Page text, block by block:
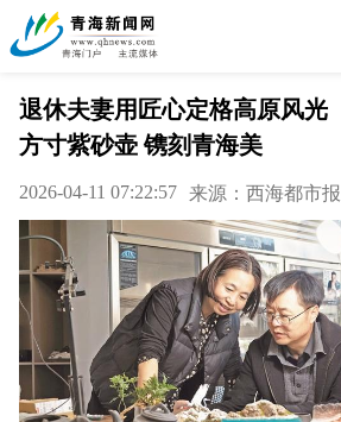
退休夫妻用匠心定格高原风光
方寸紫砂壶 镌刻青海美
2026-04-11 07:22:57 来源：西海都市报